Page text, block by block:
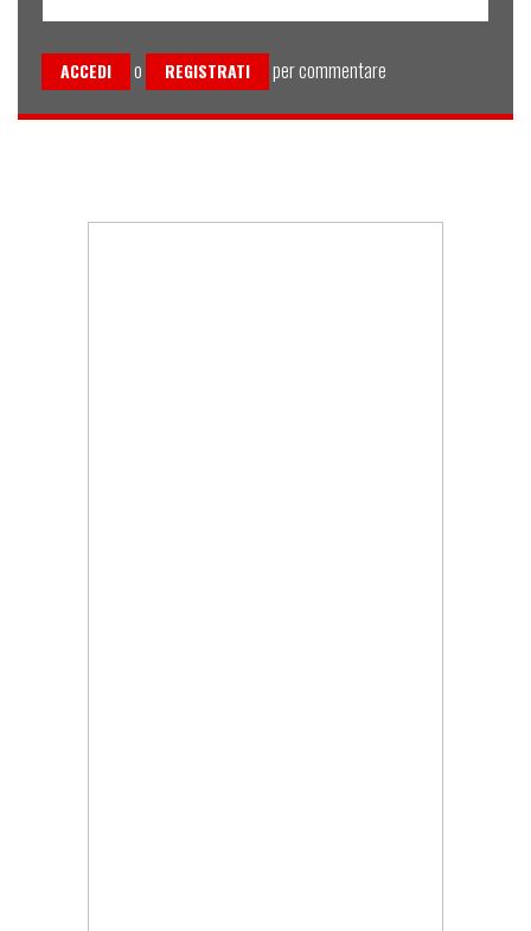
ACCEDI o REGISTRATI per commentare